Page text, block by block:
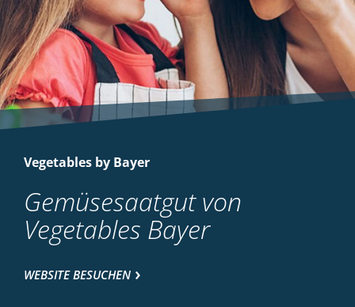
Vegetables by Bayer
Gemüsesaatgut von
Vegetables Bayer
WEBSITE BESUCHEN